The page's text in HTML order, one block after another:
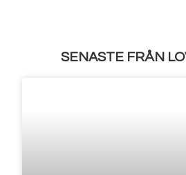
SENASTE FRÅN